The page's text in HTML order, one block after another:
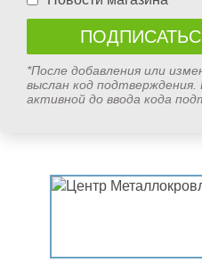
*После добавления или
выслан код
активной до ввода кода